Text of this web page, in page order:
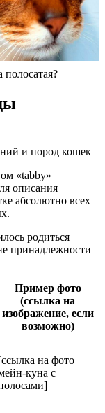
и пород кошек
«tabby»
описания
абсолютно всех
родиться
принадлежности
Пример фото
(ссылка на
изображение, если
возможно)
на фото
куна с